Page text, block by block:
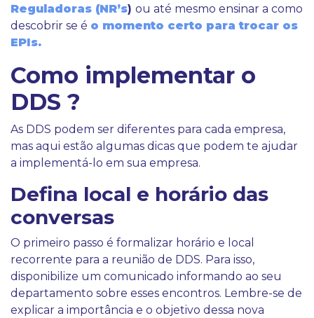
Reguladoras (NR’s) ou até mesmo ensinar a como
descobrir se é o momento certo para trocar os
EPIs.
Como implementar o
DDS ?
As DDS podem ser diferentes para cada empresa,
mas aqui estão algumas dicas que podem te ajudar
a implementá-lo em sua empresa.
Defina local e horário das
conversas
O primeiro passo é formalizar horário e local
recorrente para a reunião de DDS. Para isso,
disponibilize um comunicado informando ao seu
departamento sobre esses encontros. Lembre-se de
explicar a importância e o objetivo dessa nova